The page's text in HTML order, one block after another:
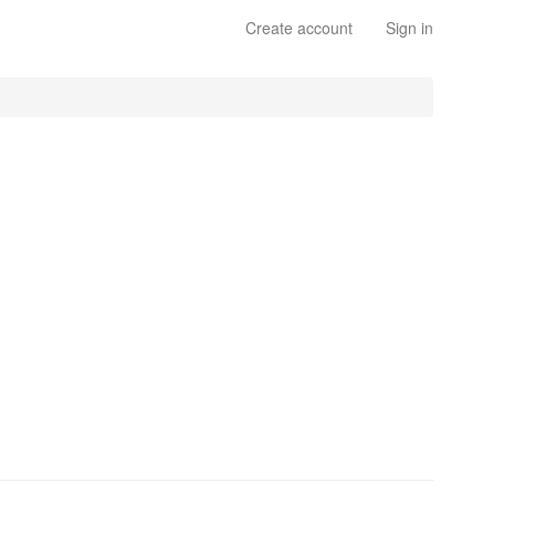
Create account Sign in